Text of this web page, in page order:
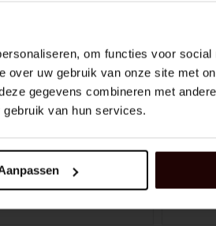
om functies voor social
over uw gebruik van onze site met
gegevens combineren met
van hun services.
Non
Panier d'achat
Man:
Vendu